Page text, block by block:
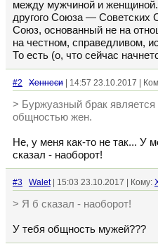
между мужчиной и
другого Союза — Советских
Союз, основанный не на
на честном, справедливом,
То есть (о, что сейчас
#2 Хеннеси | 14:57 23.10.2017 |
> Буржуазный брак является
общностью жен.
Не, у меня как-то не так... У
сказал - наоборот!
#3 Walet| 15:03 23.10.2017 | Кому:
> Я б сказал - наоборот!
У тебя общность мужей???